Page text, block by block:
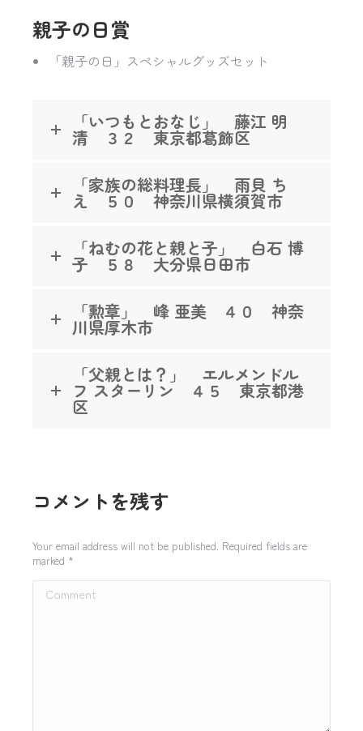
親子の日賞
「親子の日」スペシャルグッズセット
「いつもとおなじ」 藤江 明
清 ３２ 東京都葛飾区
「家族の総料理長」 雨貝 ち
え ５０ 神奈川県横須賀市
「ねむの花と親と子」 白石 博
子 ５８ 大分県日田市
「勲章」 峰 亜美 ４０ 神奈
川県厚木市
「父親とは？」 エルメンドル
フ スターリン ４５ 東京都港
区
コメントを残す
Your email address will not be published. Required fields are
marked *
Comment